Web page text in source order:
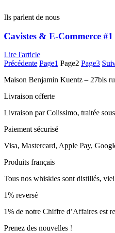
Ils parlent de nous
Cavistes & E-Commerce #1
Lire l'article
Précédente Page1 Page2 Page3
Maison Benjamin Kuentz – 27bis
Livraison offerte
Livraison par Colissimo, traitée
Paiement sécurisé
Visa, Mastercard, Apple Pay,
Produits français
Tous nos whiskies sont distillés,
1% reversé
1% de notre Chiffre d’Affaires est
Prenez des nouvelles !